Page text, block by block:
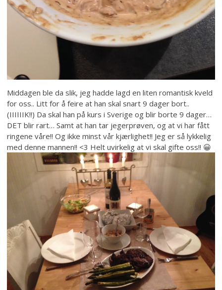
Middagen ble da slik, jeg hadde lagd en liten romantisk kveld
for oss.. Litt for å feire at han skal snart 9 dager bort..
(IIIIIIK!!) Da skal han på kurs i Sverige og blir borte 9 dager…
DET blir rart… Samt at han tar jegerprøven, og at vi har fått
ringene våre!! Og ikke minst vår kjærlighet!! Jeg er så lykkelig
med denne mannen!! <3 Helt uvirkelig at vi skal gifte oss!! 😀